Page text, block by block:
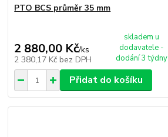
PTO BCS průměr 35 mm
2 880,00 Kč/ks
2 380,17 Kč bez DPH
skladem u
dodavatele -
dodání 3 týdny
Přidat do košíku